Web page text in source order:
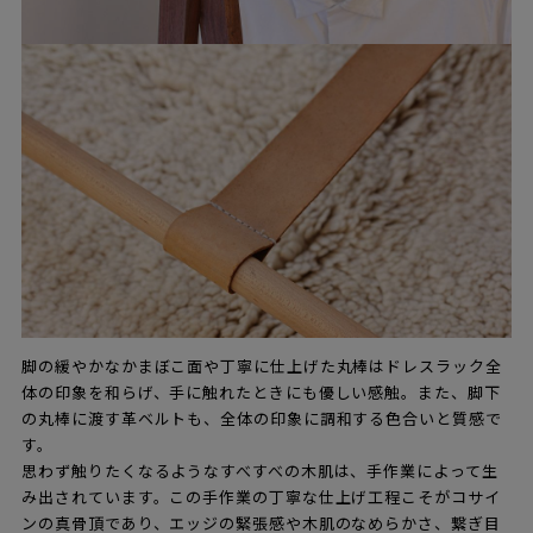
脚の緩やかなかまぼこ面や丁寧に仕上げた丸棒はドレスラック全
体の印象を和らげ、手に触れたときにも優しい感触。また、脚下
の丸棒に渡す革ベルトも、全体の印象に調和する色合いと質感で
す。
思わず触りたくなるようなすべすべの木肌は、手作業によって生
み出されています。この手作業の丁寧な仕上げ工程こそがコサイ
ンの真骨頂であり、エッジの緊張感や木肌のなめらかさ、繋ぎ目